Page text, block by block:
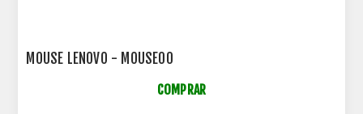
MOUSE LENOVO - MOUSE00
COMPRAR